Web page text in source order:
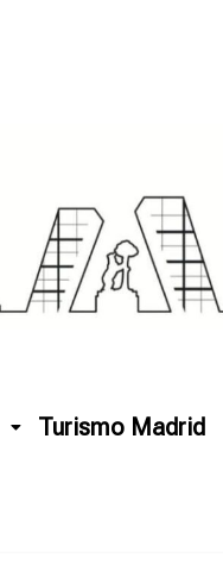
Turismo Madrid